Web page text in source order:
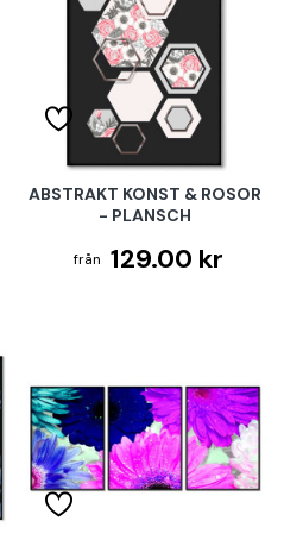
ABSTRAKT KONST & ROSOR
- PLANSCH
129.00 kr